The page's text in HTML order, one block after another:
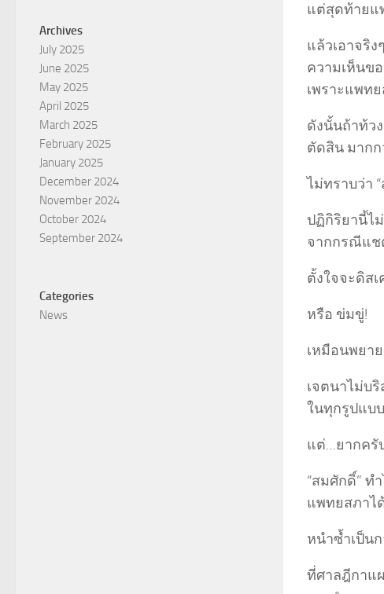
แต่สุดท้ายแ
แล้วเอาจริ
ความเห็นข
เพราะแพท
ดังนั้นถ้าท้ว
ตัดสิน มากก
ไม่ทราบว่า
ปฏิกิริยานี้ไ
จากกรณีแ
ตั้งใจจะดิส
หรือ ข่มขู่!
เหมือนพยา
เจตนาไม่บ
ในทุกรูปแบ
แต่…ยากครั
“สมศักดิ์” ท
แพทยสภาไ
หนำซ้ำเป็น
ที่ศาลฎีกาแ
Archives
July 2025
June 2025
May 2025
April 2025
March 2025
February 2025
January 2025
December 2024
November 2024
October 2024
September 2024
Categories
News